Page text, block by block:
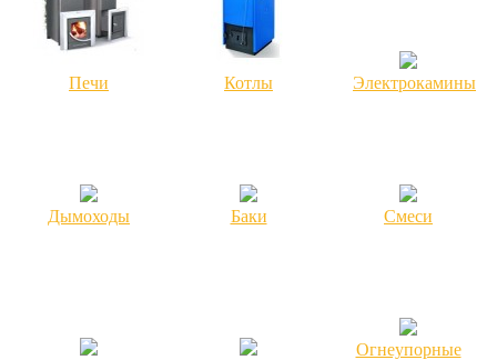
Печи Котлы Электрокамины
Дымоходы Баки Смеси
Огнеупорные